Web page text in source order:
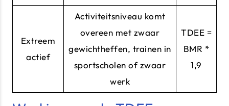
Extreem
actief
Activiteitsniveau komt
overeen met zwaar
gewichtheffen, trainen in
sportscholen of zwaar
werk
TDEE =
BMR *
1,9